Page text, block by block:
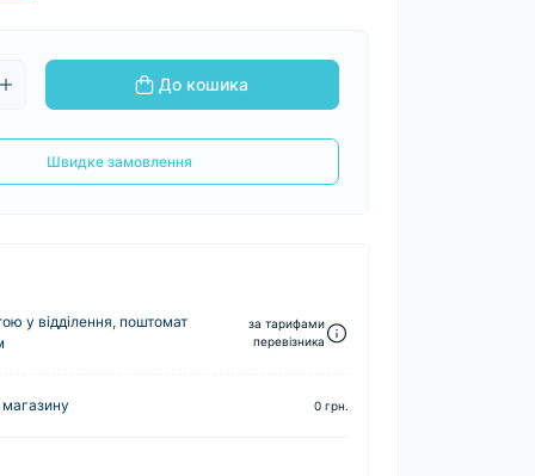
До кошика
Швидке замовлення
у відділення, поштомат
за тарифами
перевізника
0 грн.